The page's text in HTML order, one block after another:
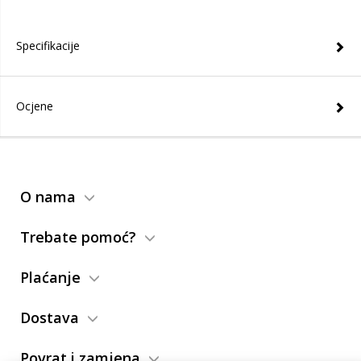
Specifikacije
Ocjene
O nama
Trebate pomoć?
Plaćanje
Dostava